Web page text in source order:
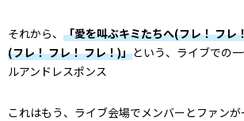
それから、 「愛を叫ぶキミたちへ(フレ！ フレ
(フレ！ フレ！ フレ！)」という、ライブでの
ルアンドレスポンス
これはもう、ライブ会場でメンバーとファン